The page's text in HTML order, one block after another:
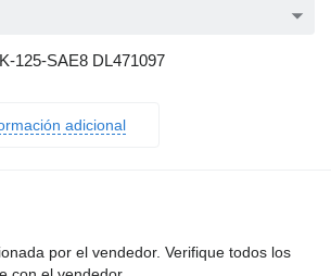
125-SAE8 DL471097
adicional
por el vendedor. Verifique todos los